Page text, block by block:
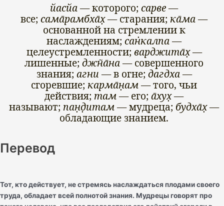
йасйа— которого; сарве—
все; сама̄рамбха̄х̣— старания; ка̄ма—
основанной на стремлении к
наслаждениям; сан̇калпа—
целеустремленности; варджита̄х̣—
лишенные; джн̃а̄на— совершенного
знания; агни — в огне; дагдха—
сгоревшие; карма̄н̣ам— того, чьи
действия; там— его; а̄хух̣—
называют; пан̣д̣итам— мудреца; будха̄х̣—
обладающие знанием.
Перевод
Тот, кто действует, не стремясь наслаждаться плодами своего
труда, обладает всей полнотой знания. Мудрецы говорят про